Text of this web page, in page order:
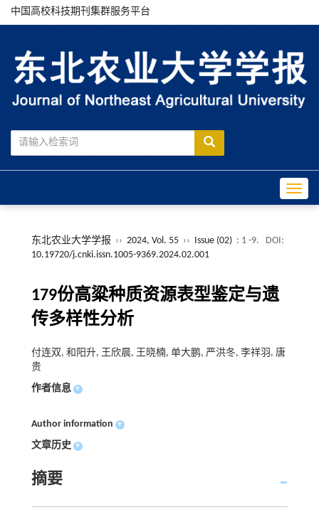
中国高校科技期刊集群服务平台
东北农业大学学报 ›› 2024, Vol. 55 ›› Issue (02) : 1 -9.
DOI:
10.19720/j.cnki.issn.1005-9369.2024.02.001
179份高粱种质资源表型鉴定与遗
传多样性分析
付连双, 和阳升, 王欣晨, 王晓楠, 单大鹏, 严洪冬, 李祥羽, 唐
贵
作者信息 +
Author information +
文章历史 +
摘要